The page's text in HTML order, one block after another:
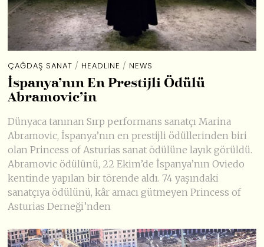
ÇAĞDAŞ SANAT / HEADLINE / NEWS
İspanya’nın En Prestijli Ödülü
Abramovic’in
Dünyaca tanınan Sırp performans sanatçı Marina
Abramovic, İspanya’nın en prestijli ödüllerinden biri
olan Princess of Asturias sanat ödülüne layık görüldü.
Abramovic ödülünü, 22 Ekim’de İspanya’nın Oviedo
kentinde yapılan bir törende aldı. 74 yaşındaki
sanatçıya ödülünü, kâr amacı gütmeyen Princess of
Asturias Derneği’nden